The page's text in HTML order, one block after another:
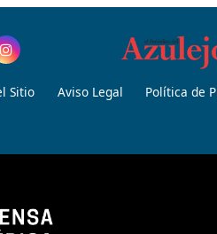
Sitio Aviso Legal Política de